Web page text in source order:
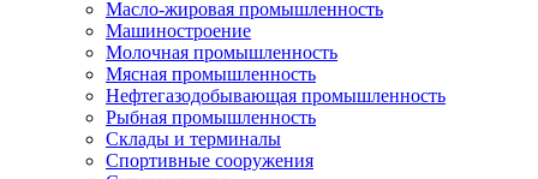
Масло-жировая промышленность
Машиностроение
Молочная промышленность
Мясная промышленность
Нефтегазодобывающая промышленность
Рыбная промышленность
Склады и терминалы
Спортивные сооружения